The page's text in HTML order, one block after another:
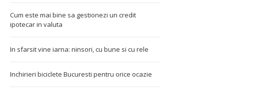
Cum este mai bine sa gestionezi un credit
ipotecar in valuta
In sfarsit vine iarna: ninsori, cu bune si cu rele
Inchirieri biciclete Bucuresti pentru orice ocazie